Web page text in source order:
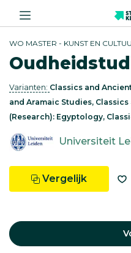
WO MASTER - KUNST EN
Varianten: Classics and
and Aramaic Studies,
(Research): Egyptology,
Universiteit
Vergelijk